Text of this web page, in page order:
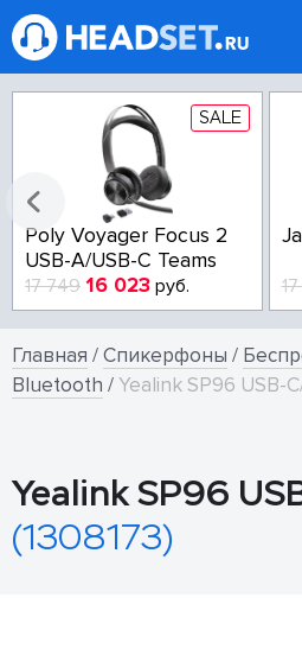
SALE
Poly Voyager Focus 2
USB-A/USB-C Teams
17 749 16 023 руб.
Главная /Спикерфоны /
Bluetooth /Yealink SP96 USB-
Yealink SP96
(1308173)